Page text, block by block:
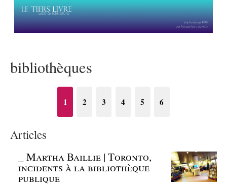
bibliothèques
1 2 3 4 5 6
Articles
_Martha Baillie | Toronto,
incidents à la bibliothèque
publique